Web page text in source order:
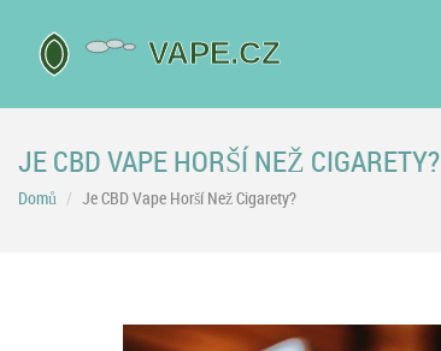
JE CBD VAPE HORŠÍ NEŽ CIGARETY?
Domů Je CBD Vape Horší Než Cigarety?